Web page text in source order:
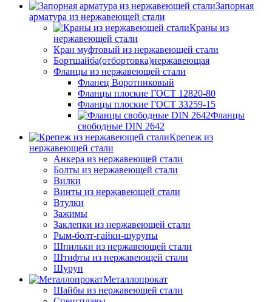
Запорная
арматура из нержавеющей стали
Краны из
нержавеющей стали
Кран муфтовый из нержавеющей стали
Бортшайба(отбортовка)нержавеющая
Фланцы из нержавеющей стали
Фланец Воротниковый
Фланцы плоские ГОСТ 12820-80
Фланцы плоские ГОСТ 33259-15
Фланцы
свободные DIN 2642
Крепеж из
нержавеющей стали
Анкера из нержавеющей стали
Болты из нержавеющей стали
Вилки
Винты из нержавеющей стали
Втулки
Зажимы
Заклепки из нержавеющей стали
Рым-болт-гайки-шурупы
Шпильки из нержавеющей стали
Штифты из нержавеющей стали
Шуруп
Металлопрокат
Шайбы из нержавеющей стали